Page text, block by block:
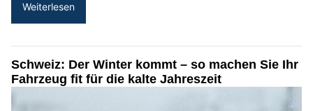
Weiterlesen
Schweiz: Der Winter kommt – so machen Sie Ihr
Fahrzeug fit für die kalte Jahreszeit